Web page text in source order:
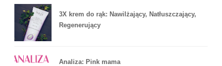
3X krem do rąk: Nawilżający, Natłuszczający,
Regenerujący
Analiza: Pink mama